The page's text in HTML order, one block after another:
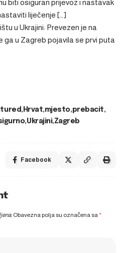
biti osiguran prijevoz i nastavak
liječenje […]
u Ukrajini: Prevezen je na
ga u Zagreb pojavila se prvi puta
Hrvat mjesto prebacit
Ukrajini Zagreb
Facebook
Obavezna polja su označena sa*